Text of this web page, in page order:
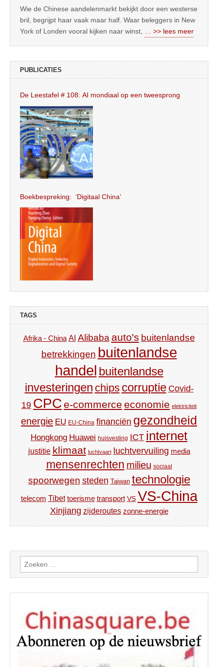
Wie de Chinese aandelenmarkt bekijkt door een westerse
bril, begrijpt haar vaak maar half. Waar beleggers in New
York of Londen vooral kijken naar winst,
… >> lees meer
PUBLICATIES
De Leestafel # 108: AI mondiaal op een tweesprong
Boekbespreking: ‘Digitaal China’
TAGS
Afrika - China AI Alibaba auto's buitenlandse
betrekkingen buitenlandse
handel buitenlandse
investeringen chips corruptie Covid-
19 CPC e-commerce economie elektriciteit
energie EU EU-China financiën gezondheid
Hongkong Huawei huisvesting ICT internet
justitie klimaat luchtvaart luchtvervuiling media
mensenrechten milieu sociaal
spoorwegen steden Taiwan technologie
telecom Tibet toerisme transport VS VS-China
Xinjiang zijderoutes zonne-energie
Zoeken
naar: